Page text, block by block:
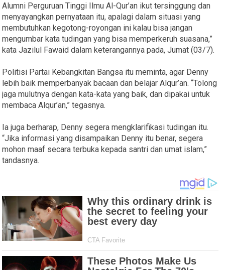
Alumni Perguruan Tinggi Ilmu Al-Qur’an ikut tersinggung dan
menyayangkan pernyataan itu, apalagi dalam situasi yang
membutuhkan kegotong-royongan ini kalau bisa jangan
mengumbar kata tudingan yang bisa memperkeruh suasana,”
kata Jazilul Fawaid dalam keterangannya pada, Jumat (03/7).
Politisi Partai Kebangkitan Bangsa itu meminta, agar Denny
lebih baik memperbanyak bacaan dan belajar Alqur’an. “Tolong
jaga mulutnya dengan kata-kata yang baik, dan dipakai untuk
membaca Alqur’an,” tegasnya.
Ia juga berharap, Denny segera mengklarifikasi tudingan itu.
“Jika informasi yang disampaikan Denny itu benar, segera
mohon maaf secara terbuka kepada santri dan umat islam,”
tandasnya.